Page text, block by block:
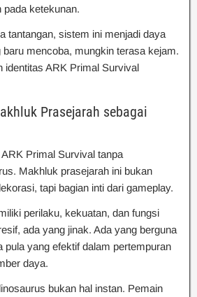
pada ketekunan.
tantangan, sistem ini menjadi daya
mencoba, mungkin terasa kejam.
identitas ARK Primal Survival
Prasejarah sebagai
Primal Survival tanpa
Makhluk prasejarah ini bukan
tapi bagian inti dari gameplay.
perilaku, kekuatan, dan fungsi
ada yang jinak. Ada yang berguna
pula yang efektif dalam pertempuran
daya.
bukan hal instan. Pemain